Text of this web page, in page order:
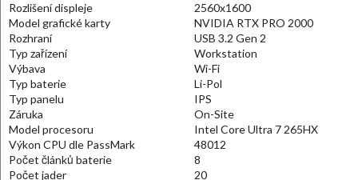
Rozlišení displeje
2560x1600
Model grafické karty
NVIDIA RTX PRO 2000
Rozhraní
USB 3.2 Gen 2
Typ zařízení
Workstation
Výbava
Wi-Fi
Typ baterie
Li-Pol
Typ panelu
IPS
Záruka
On-Site
Model procesoru
Intel Core Ultra 7 265HX
Výkon CPU dle PassMark
48012
Počet článků baterie
8
Počet jader
20